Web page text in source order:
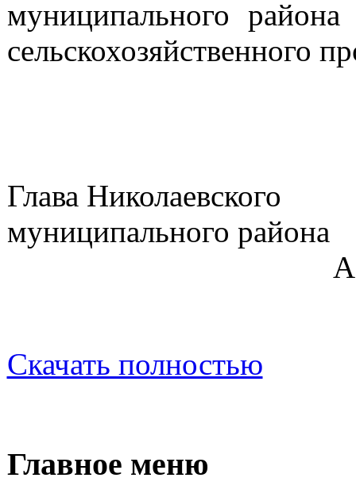
муниципального
сельскохозяйственного
Глава Николаевского
Скачать полностью
Главное меню